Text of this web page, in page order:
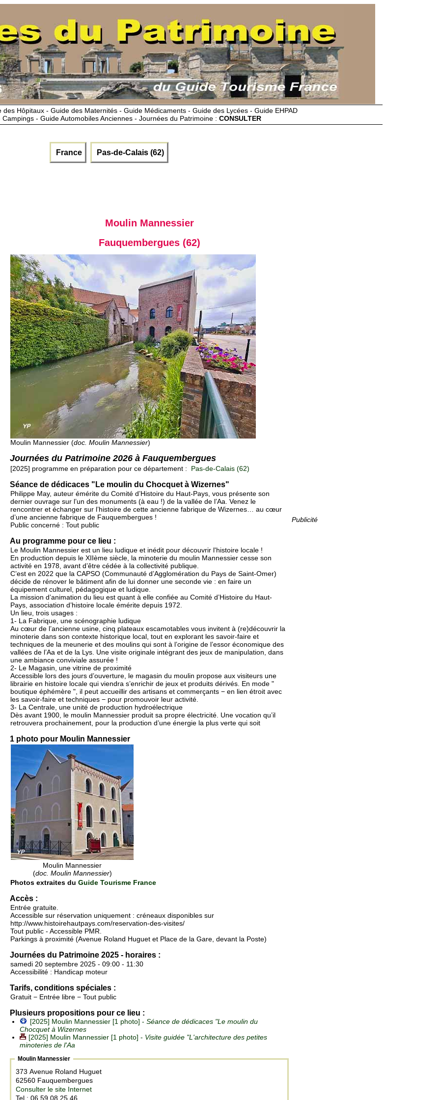
Hôpitaux - Guide des Maternités - Guide Médicaments - Guide des Lycées - Guide EHPAD
- Guide Automobiles Anciennes - Journées du Patrimoine : CONSULTER
France Pas-de-Calais (62)
Publicité
Moulin Mannessier
Fauquembergues (62)
Moulin Mannessier (doc. Moulin Mannessier)
Journées du Patrimoine 2026 à Fauquembergues
[2025] programme en préparation pour ce département : Pas-de-Calais (62)
Séance de dédicaces "Le moulin du Chocquet à Wizernes"
Philippe May, auteur émérite du Comité d’Histoire du Haut-Pays, vous présente son
dernier ouvrage sur l’un des monuments (à eau !) de la vallée de l’Aa. Venez le
rencontrer et échanger sur l’histoire de cette ancienne fabrique de Wizernes… au cœur
d’une ancienne fabrique de Fauquembergues !
Public concerné : Tout public
Au programme pour ce lieu :
Le Moulin Mannessier est un lieu ludique et inédit pour découvrir l'histoire locale !
En production depuis le XIIème siècle, la minoterie du moulin Mannessier cesse son
activité en 1978, avant d’être cédée à la collectivité publique.
C’est en 2022 que la CAPSO (Communauté d’Agglomération du Pays de Saint-Omer)
décide de rénover le bâtiment afin de lui donner une seconde vie : en faire un
équipement culturel, pédagogique et ludique.
La mission d’animation du lieu est quant à elle confiée au Comité d’Histoire du Haut-
Pays, association d’histoire locale émérite depuis 1972.
Un lieu, trois usages :
1- La Fabrique, une scénographie ludique
Au cœur de l’ancienne usine, cinq plateaux escamotables vous invitent à (re)découvrir la
minoterie dans son contexte historique local, tout en explorant les savoir-faire et
techniques de la meunerie et des moulins qui sont à l’origine de l’essor économique des
vallées de l’Aa et de la Lys. Une visite originale intégrant des jeux de manipulation, dans
une ambiance conviviale assurée !
2- Le Magasin, une vitrine de proximité
Accessible lors des jours d’ouverture, le magasin du moulin propose aux visiteurs une
librairie en histoire locale qui viendra s’enrichir de jeux et produits dérivés. En mode "
boutique éphémère ", il peut accueillir des artisans et commerçants − en lien étroit avec
les savoir-faire et techniques − pour promouvoir leur activité.
3- La Centrale, une unité de production hydroélectrique
Dès avant 1900, le moulin Mannessier produit sa propre électricité. Une vocation qu’il
retrouvera prochainement, pour la production d’une énergie la plus verte qui soit
1 photo pour Moulin Mannessier
Moulin Mannessier
(doc. Moulin Mannessier)
Photos extraites du Guide Tourisme France
Accès :
Entrée gratuite.
Accessible sur réservation uniquement : créneaux disponibles sur
http://www.histoirehautpays.com/reservation-des-visites/
Tout public - Accessible PMR.
Parkings à proximité (Avenue Roland Huguet et Place de la Gare, devant la Poste)
Journées du Patrimoine 2025 - horaires :
samedi 20 septembre 2025 - 09:00 - 11:30
Accessibilité : Handicap moteur
Tarifs, conditions spéciales :
Gratuit − Entrée libre − Tout public
Plusieurs propositions pour ce lieu :
[2025] Moulin Mannessier [1 photo] - Séance de dédicaces "Le moulin du
Chocquet à Wizernes
[2025] Moulin Mannessier [1 photo] - Visite guidée "L'architecture des petites
minoteries de l'Aa
Moulin Mannessier
373 Avenue Roland Huguet
62560 Fauquembergues
Consulter le site Internet
Tel : 06 59 08 25 46